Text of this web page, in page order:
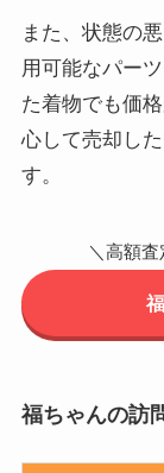
また、状態の
用可能なパー
た着物でも価
心して売却し
す。
＼高額
福ちゃんの訪